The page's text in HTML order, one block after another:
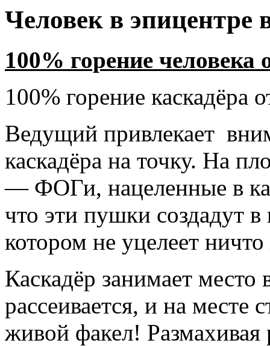
Человек в
100% горение человека
100% горение каскадёра
Ведущий привлекает
каскадёра на точку. На
— ФОГи, нацеленные в
что эти пушки создадут
котором не уцелеет
Каскадёр занимает
рассеивается, и на месте
живой факел!